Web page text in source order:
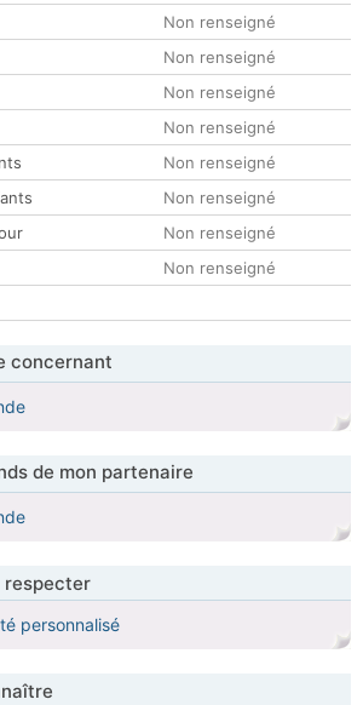
Non renseigné
Non renseigné
Non renseigné
Non renseigné
Non renseigné
Non renseigné
Non renseigné
Non renseigné
concernant
de mon partenaire
respecter
personnalisé